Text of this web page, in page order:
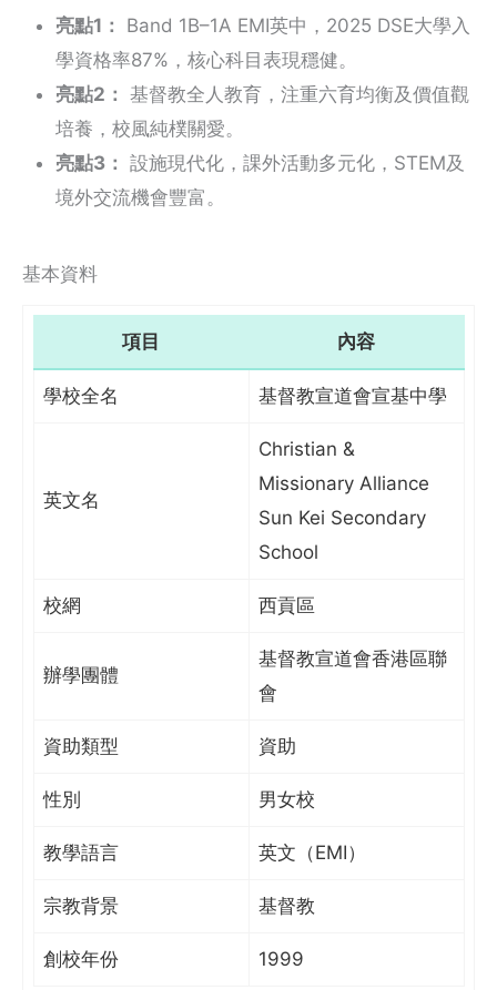
亮點1：
Band 1B–1A EMI英中，2025 DSE大學入
學資格率87%，核心科目表現穩健。
亮點2： 基督教全人教育，注重六育均衡及價值觀
培養，校風純樸關愛。
亮點3： 設施現代化，課外活動多元化，STEM及
境外交流機會豐富。
基本資料
項目 內容
學校全名 基督教宣道會宣基中學
英文名
Christian &
Missionary Alliance
Sun Kei Secondary
School
校網 西貢區
辦學團體
基督教宣道會香港區聯
會
資助類型 資助
性別 男女校
教學語言 英文（EMI）
宗教背景 基督教
創校年份 1999